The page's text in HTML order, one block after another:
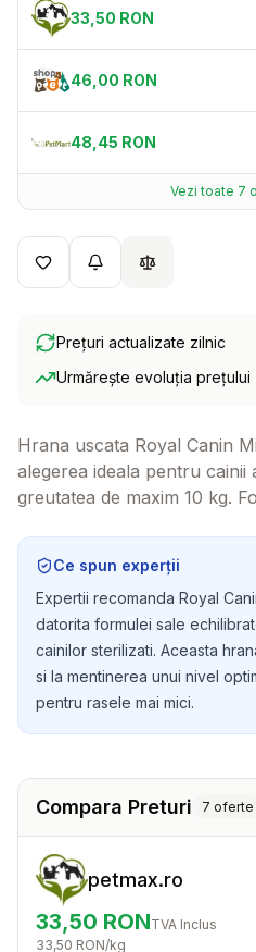
33,50 RON
46,00 RON
48,45 RON
Vezi toate 7
Prețuri actualizate zilnic
Urmărește evoluția prețului
Hrana uscata Royal Canin
alegerea ideala pentru cainii
greutatea de maxim 10 kg.
dumneavoastra patruped,
superioara pentru a-l
Ce spun experții
Expertii recomanda Royal
datorita formulei sale
cainilor sterilizati. Aceasta
si la mentinerea unui nivel
pentru rasele mai mici.
Compara Preturi 7 oferte
petmax.ro
33,50 RONTVA Inclus
33,50 RON/kg